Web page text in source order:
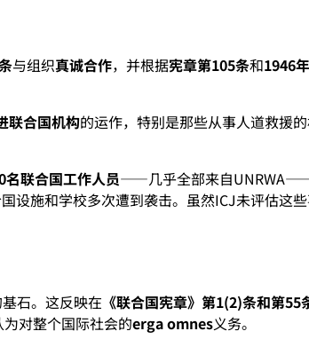
与组织真诚合作，并根据宪章第105条和1946
联合国机构的运作，特别是那些从事人道救援
名联合国工作人员——几乎全部来自
设施和学校多次遭到袭击。虽然ICJ未评估这
石。这反映在 《联合国宪章》第1(2)条和第55
对整个国际社会的erga omnes义务。